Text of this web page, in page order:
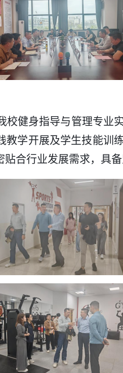
校健身指导与管理专业
学开展及学生技能训
合行业发展需求，具备